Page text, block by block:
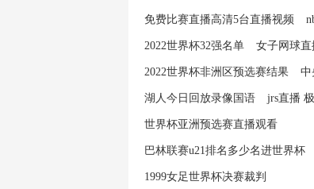
免费比赛直播高清5台直播视频
2022世界杯32强名单 女子网球直
2022世界杯非洲区预选赛结果 中
湖人今日回放录像国语 jrs直播
世界杯亚洲预选赛直播观看
巴林联赛u21排名多少名进世界杯
1999女足世界杯决赛裁判